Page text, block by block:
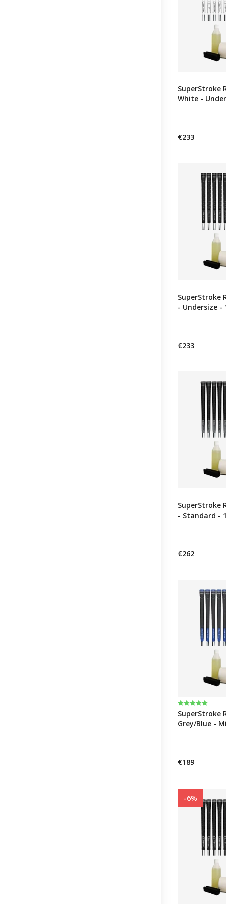
SuperStroke
White -
€233
SuperStroke
- Undersize -
€233
SuperStroke
- Standard -
€262
Note:
5.0 sur 5
SuperStroke
Grey/Blue -
€189
-6%